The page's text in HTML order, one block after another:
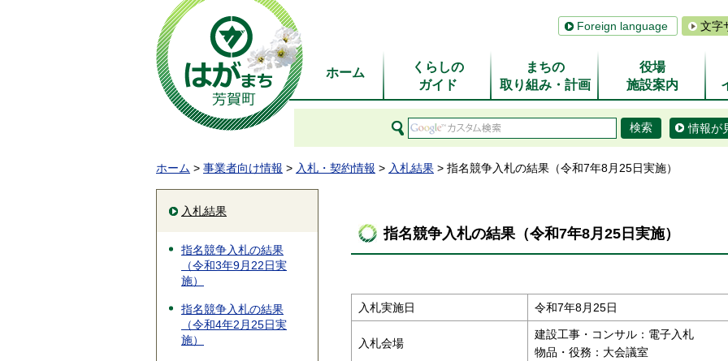
Foreign language 文字
ホーム
くらしの
ガイド
まちの
取り組み・計画
役場
施設案内
情報が
ホーム > 事業者向け情報 > 入札・契約情報 > 入札結果 > 指名競争入札の結果（令和7年8月25日実施）
入札結果
指名競争入札の結果
（令和3年9月22日実
施）
指名競争入札の結果
（令和4年2月25日実
施）
指名競争入札の結果（令和7年8月25日実施）
入札実施日 令和7年8月25日
入札会場
建設工事・コンサル：電子入札
物品・役務：大会議室